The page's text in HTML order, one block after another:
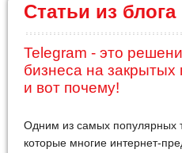
Статьи из блога
Telegram - это
бизнеса на закрытых
и вот почему!
Одним из самых популярных
которые многие интернет-